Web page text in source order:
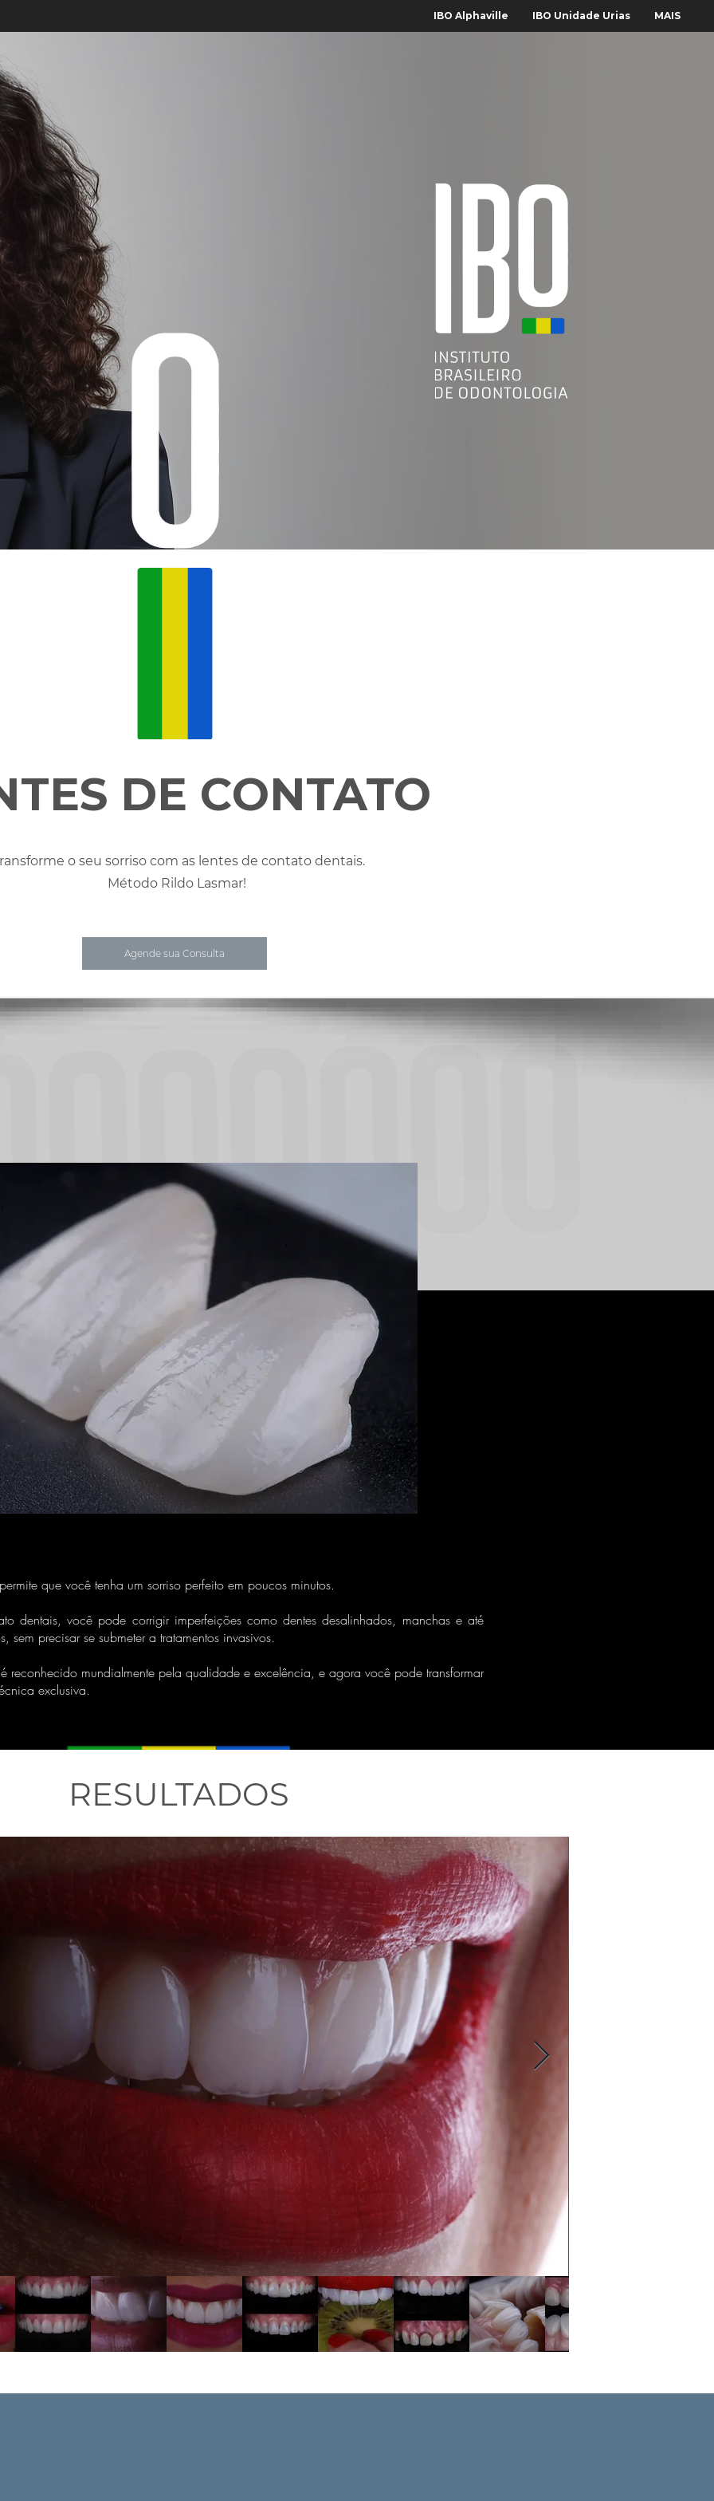
IBO Alphaville IBO Unidade Urias MAIS
DE CONTATO
o seu sorriso com as lentes de contato dentais.
Método Rildo Lasmar!
Agende sua Consulta
que você tenha um sorriso perfeito em poucos minutos.
dentais, você pode corrigir imperfeições como dentes desalinhados, manchas e até
sem precisar se submeter a tratamentos invasivos.
reconhecido mundialmente pela qualidade e excelência, e agora você pode transformar
exclusiva.
RESULTADOS